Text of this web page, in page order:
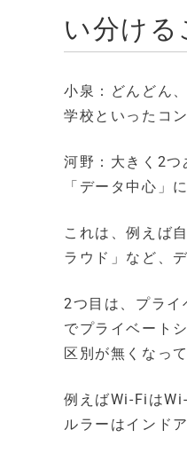
い分け
小泉：どんどん
学校といったコ
河野：大きく2
「データ中心」
これは、例えば
ラウド」など、
2つ目は、プライ
でプライベート
区別が無くなっ
例えばWi-Fiは
ルラーはインド